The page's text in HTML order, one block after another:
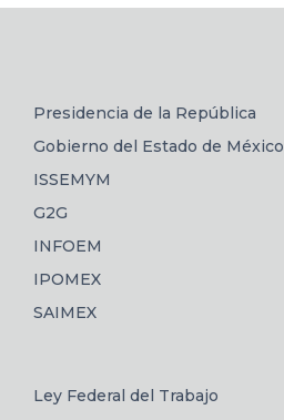
Presidencia de la República
Gobierno del Estado de México
ISSEMYM
G2G
INFOEM
IPOMEX
SAIMEX
Ley Federal del Trabajo